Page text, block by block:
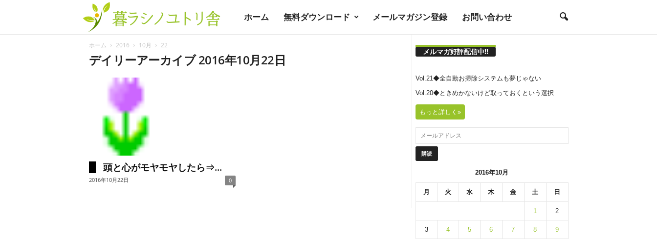
ホーム 無料ダウンロード メールマガジン登録 お問い合わせ
ホーム 2016 10月 22
デイリーアーカイブ 2016年10月22日
頭と心がモヤモヤしたら⇒...
2016年10月22日 0
メルマガ好評配信中!!
Vol.21◆全自動お掃除システムも夢じゃない
Vol.20◆ときめかないけど取っておくという選択
もっと詳しく»
2016年10月
月 火 水 木 金 土 日
1 2
3 4 5 6 7 8 9